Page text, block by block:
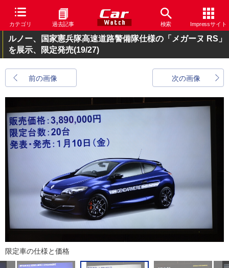
カテゴリ 過去記事 検索 Impressサイト
ルノー、国家憲兵隊高速道路警備隊仕様の「メガーヌ RS」
を展示、限定発売(19/27)
前の画像 次の画像
限定車の仕様と価格